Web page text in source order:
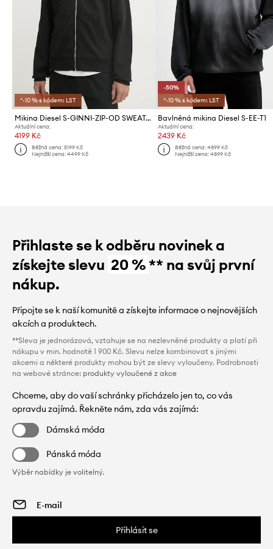
*-10 % s kódem: LST
Mikina Diesel S-GINNI-ZIP-OD SWEAT-SHIRT
Aktuální cena:
4199 Kč
Běžná cena:5199 Kč
Nejnižší cena:4499 Kč
-50%
*-10 % s kódem: LST
Bavlněná mikina Diesel S-EE-T1
Aktuální cena:
2439 Kč
Běžná cena: 4899 Kč
Nejnižší cena: 4899 Kč
Přihlaste se k odběru novinek a
získejte slevu 20 %** na svůj první
nákup.
Připojte se k naší komunitě a získejte informace o nejnovějších
akcích a produktech.
**Sleva je jednorázová, vztahuje se na nezlevněné produkty a platí při
nákupu v min. hodnotě 1 900 Kč. Slevu nelze kombinovat s jinými
akcemi a některé produkty mohou být ze slevy vyloučeny. Podrobnosti
na webové stránce: produkty vyloučené z akce
Chceme, aby do vaší schránky přicházelo jen to, co vás
opravdu zajímá. Řekněte nám, zda vás zajímá:
Dámská móda
Pánská móda
Výběr nabídky je volitelný.
Přihlásit se